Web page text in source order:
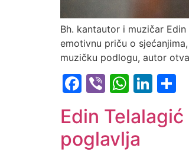
Bh. kantautor i muzičar
emotivnu priču o
muzičku podlogu, autor
Facebook
Viber
Edin
poglavlja